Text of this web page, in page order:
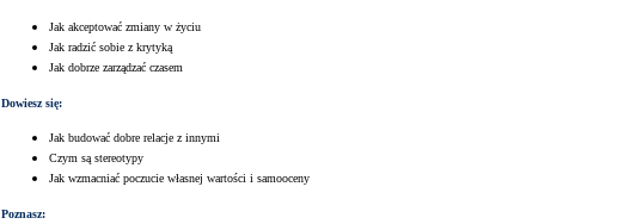
Jak akceptować zmiany w życiu
Jak radzić sobie z krytyką
Jak dobrze zarządzać czasem
Dowiesz się:
Jak budować dobre relacje z innymi
Czym są stereotypy
Jak wzmacniać poczucie własnej wartości i samooceny
Poznasz: